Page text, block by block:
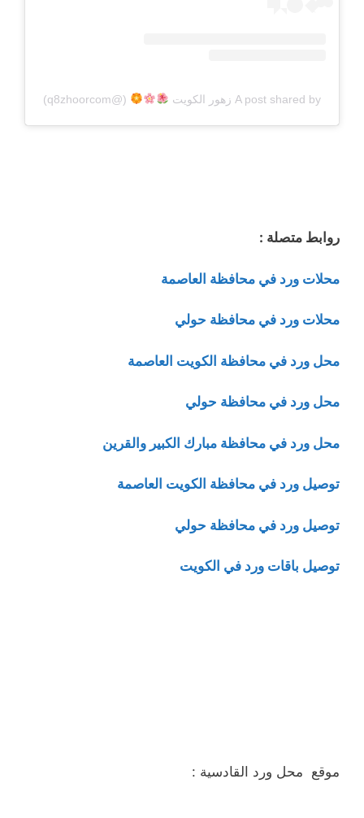
A post shared by زهور الكويت ⁩ (@q8zhoorcom)
روابط متصلة :
محلات ورد في محافظة العاصمة
محلات ورد في محافظة حولي
محل ورد في محافظة الكويت العاصمة
محل ورد في محافظة حولي
محل ورد في محافظة مبارك الكبير والقرين
توصيل ورد في محافظة الكويت العاصمة
توصيل ورد في محافظة حولي
توصيل باقات ورد في الكويت
موقع محل ورد القادسية :